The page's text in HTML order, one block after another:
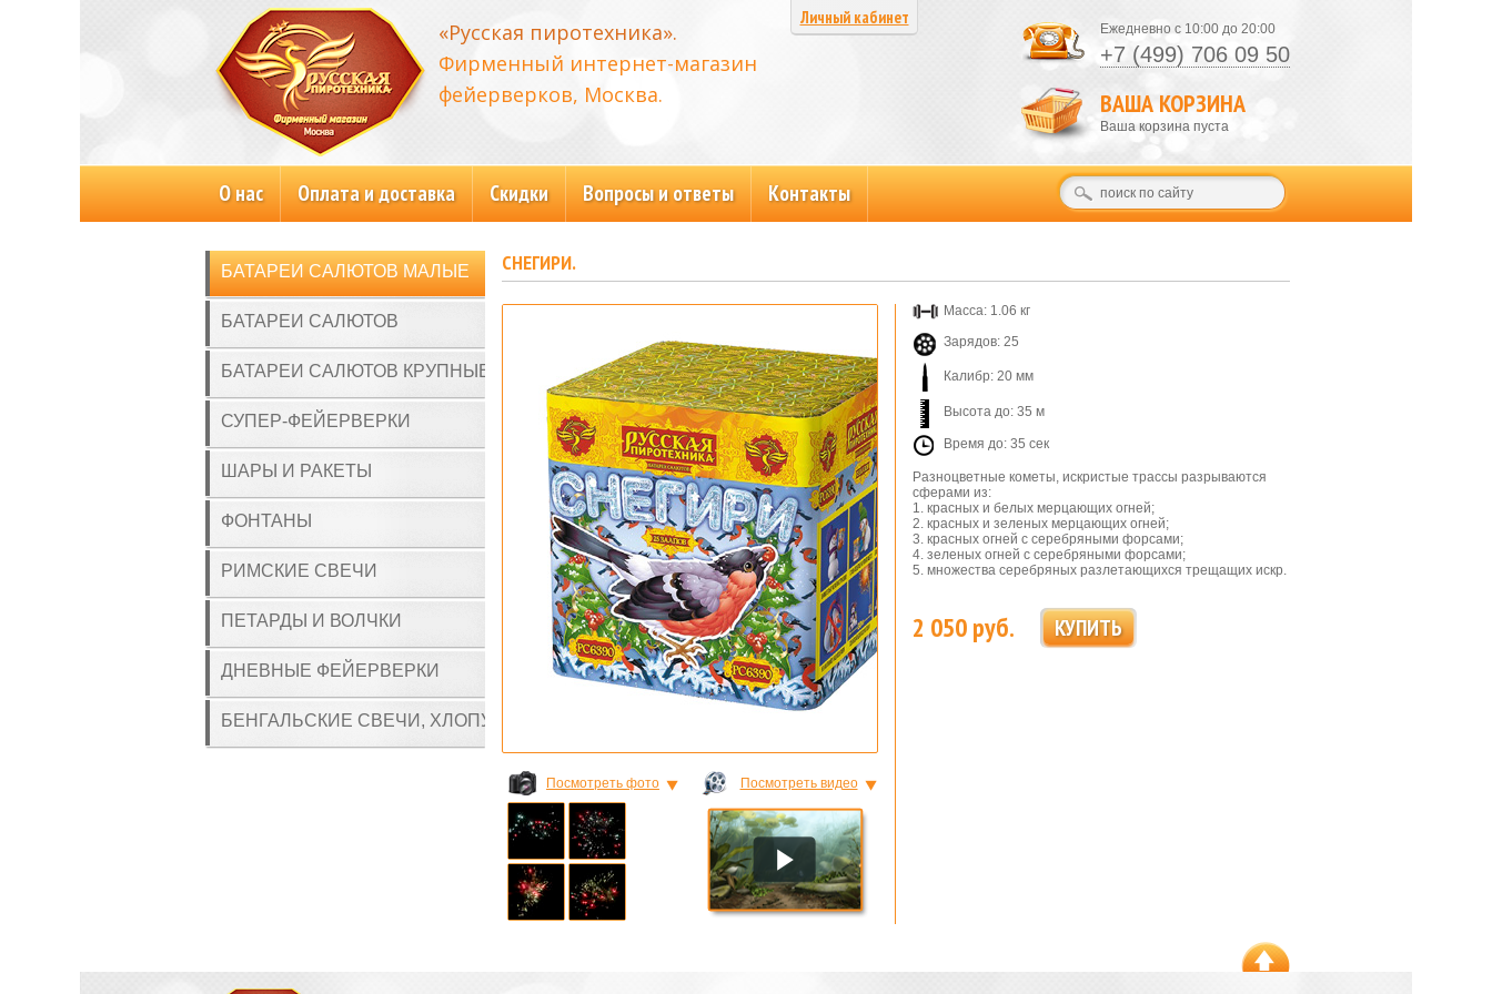
«Русская пиротехника».
Фирменный интернет-магазин
фейерверков, Москва.
Личный кабинет
Ежедневно с 10:00 до 20:00
+7 (499) 706 09 50
ВАША КОРЗИНА
Ваша корзина пуста
О нас Оплата и доставка Скидки Вопросы и ответы Контакты
СНЕГИРИ.
Посмотреть фото Посмотреть видео
Масса: 1.06 кг
Зарядов: 25
Калибр: 20 мм
Высота до: 35 м
Время до: 35 сек
Разноцветные кометы, искристые трассы разрываются
сферами из:
1. красных и белых мерцающих огней;
2. красных и зеленых мерцающих огней;
3. красных огней с серебряными форсами;
4. зеленых огней с серебряными форсами;
5. множества серебряных разлетающихся трещащих искр.
КУПИТЬ
2 050 руб.
БАТАРЕИ САЛЮТОВ МАЛЫЕ
БАТАРЕИ САЛЮТОВ
БАТАРЕИ САЛЮТОВ КРУПНЫЕ
СУПЕР-ФЕЙЕРВЕРКИ
ШАРЫ И РАКЕТЫ
ФОНТАНЫ
РИМСКИЕ СВЕЧИ
ПЕТАРДЫ И ВОЛЧКИ
ДНЕВНЫЕ ФЕЙЕРВЕРКИ
БЕНГАЛЬСКИЕ СВЕЧИ, ХЛОПУШКИ